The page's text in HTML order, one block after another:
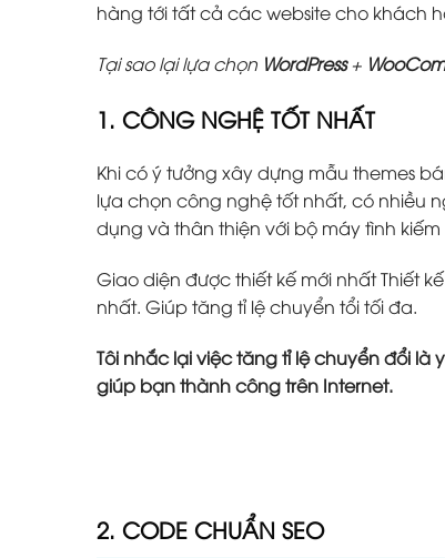
hàng tới tất cả các website cho khách
Tại sao lại lựa chọn WordPress+
1. CÔNG NGHỆ TỐT NHẤT
Khi có ý tưởng xây dựng mẫu themes
lựa chọn công nghệ tốt nhất, có nhiều
dụng và thân thiện với bộ máy tình
Giao diện được thiết kế mới nhất Thiết
nhất. Giúp tăng tỉ lệ chuyển tổi tối đa.
Tôi nhắc lại việc tăng tỉ lệ chuyển đổi
giúp bạn thành công trên Internet.
2. CODE CHUẨN SEO